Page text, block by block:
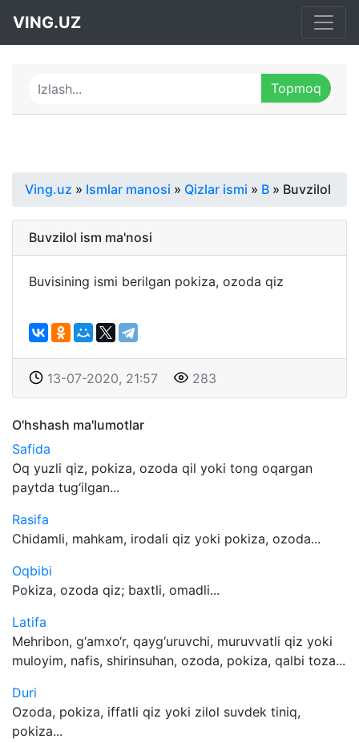
VING.UZ
Ving.uz » Ismlar manosi » Qizlar ismi » B » Buvzilol
Buvzilol ism ma'nosi
Buvisining ismi berilgan pokiza, ozoda qiz
13-07-2020, 21:57 283
O'hshash ma'lumotlar
Safida
Oq yuzli qiz, pokiza, ozoda qil yoki tong oqargan
paytda tug‘ilgan...
Rasifa
Chidamli, mahkam, irodali qiz yoki pokiza, ozoda...
Oqbibi
Pokiza, ozoda qiz; baxtli, omadli...
Latifa
Mehribon, g‘amxo‘r, qayg‘uruvchi, muruvvatli qiz yoki
muloyim, nafis, shirinsuhan, ozoda, pokiza, qalbi toza...
Duri
Ozoda, pokiza, iffatli qiz yoki zilol suvdek tiniq,
pokiza...